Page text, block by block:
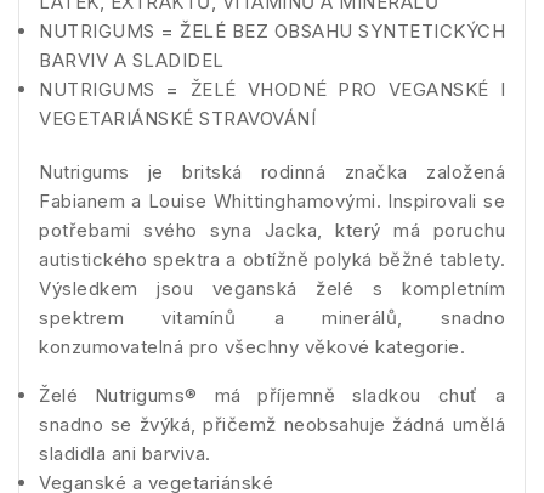
NUTRIGUMS = ŽELÉ BEZ OBSAHU SYNTETICKÝCH
BARVIV A SLADIDEL
NUTRIGUMS = ŽELÉ VHODNÉ PRO VEGANSKÉ I
VEGETARIÁNSKÉ STRAVOVÁNÍ
Nutrigums je britská rodinná značka založená
Fabianem a Louise Whittinghamovými. Inspirovali se
potřebami svého syna Jacka, který má poruchu
autistického spektra a obtížně polyká běžné tablety.
Výsledkem jsou veganská želé s kompletním
spektrem vitamínů a minerálů, snadno
konzumovatelná pro všechny věkové kategorie.
Želé Nutrigums® má příjemně sladkou chuť a
snadno se žvýká, přičemž neobsahuje žádná umělá
sladidla ani barviva.
Veganské a vegetariánské